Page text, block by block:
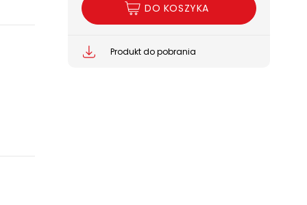
DO KOSZYKA
Produkt do pobrania